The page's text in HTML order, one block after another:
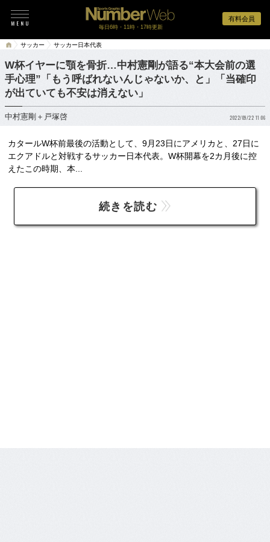
有料会員
毎日6時・11時・17時更新
サッカー サッカー日本代表
W杯イヤーに顎を骨折…中村憲剛が語る“本大会前の選
手心理”「もう呼ばれないんじゃないか、と」「当確印
が出ていても不安は消えない」
中村憲剛＋戸塚啓 2022/09/22 11:06
カタールW杯前最後の活動として、9月23日にアメリカと、27日に
エクアドルと対戦するサッカー日本代表。W杯開幕を2カ月後に控
えたこの時期、本...
続きを読む